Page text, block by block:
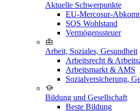
Aktuelle Schwerpunkte
EU-Mercosur-
SOS Wohlstand
Vermögenssteuer
Arbeit, Soziales, Gesundheit
Arbeitsrecht &
Arbeitsmarkt & AMS
Sozialversicherung,
Bildung und Gesellschaft
Beste Bildung